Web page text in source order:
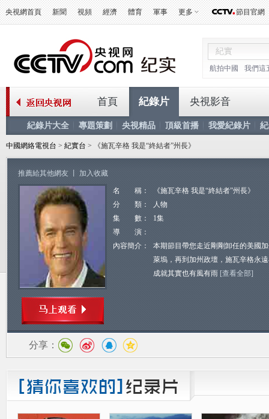
央視網首頁 新聞 視頻 經濟 體育 軍事 更多 節目官網
航拍中國 我們這
首頁 紀錄片
紀錄片大全 專題策劃 央視精品 頂級首播 我愛紀錄片
央視影音
中國網絡電視台 > 紀實台 > 《施瓦辛格 我是“終結者”州長》
推薦給其他網友 加入收藏
名 稱：
《施瓦辛格 我是“終結者”州長》
分 類：
人物
集 數：
1集
導 演：
內容簡介：
本期節目帶您走近剛剛卸任的美國
萊塢，再到加州政壇，施瓦辛格永
成就其實也有風有雨 [查看全部]
分享：